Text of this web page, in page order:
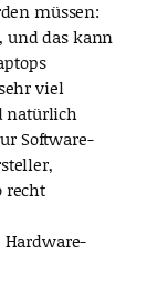
müssen:
und das kann
viel
natürlich
Software-
recht